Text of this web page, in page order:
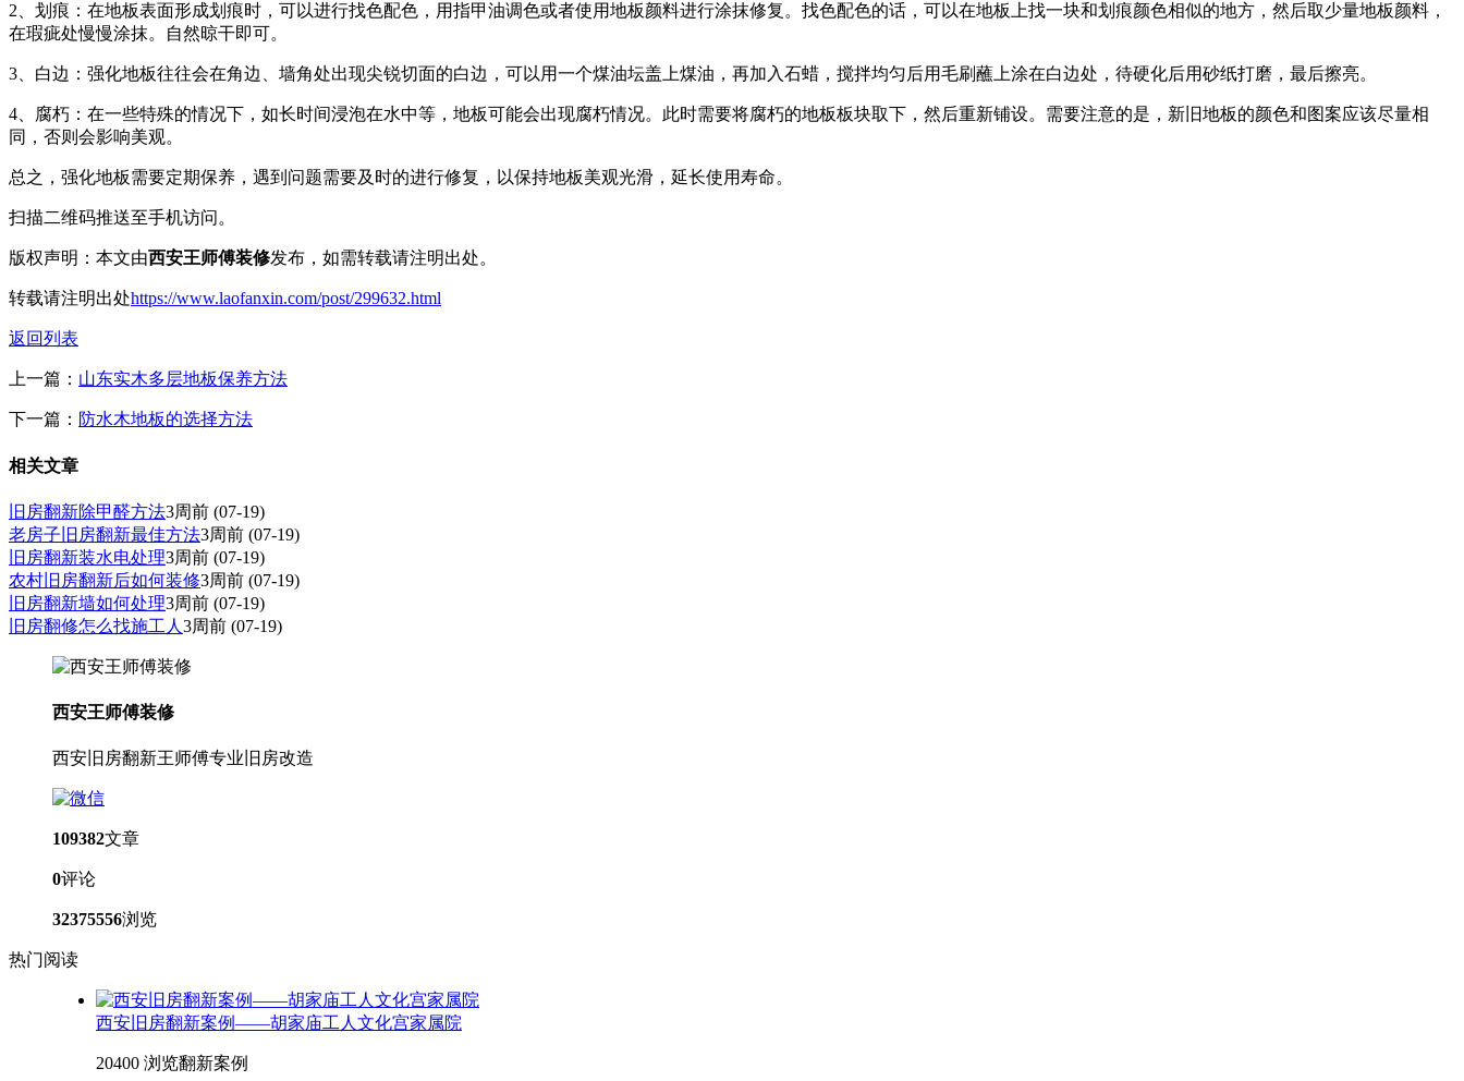
2、划痕：在地板表面形成划痕时，可以进行找色配色，用指甲油调色或者使用地板颜料进行涂抹修复。找色配色的话，可以在地板上找一块和划痕颜色相似的地方，然后取少量地板颜料，
在瑕疵处慢慢涂抹。自然晾干即可。
3、白边：强化地板往往会在角边、墙角处出现尖锐切面的白边，可以用一个煤油坛盖上煤油，再加入石蜡，搅拌均匀后用毛刷蘸上涂在白边处，待硬化后用砂纸打磨，最后擦亮。
4、腐朽：在一些特殊的情况下，如长时间浸泡在水中等，地板可能会出现腐朽情况。此时需要将腐朽的地板板块取下，然后重新铺设。需要注意的是，新旧地板的颜色和图案应该尽量相
同，否则会影响美观。
总之，强化地板需要定期保养，遇到问题需要及时的进行修复，以保持地板美观光滑，延长使用寿命。
扫描二维码推送至手机访问。
版权声明：本文由西安王师傅装修发布，如需转载请注明出处。
转载请注明出处https://www.laofanxin.com/post/299632.html
返回列表
上一篇： 山东实木多层地板保养方法
下一篇： 防水木地板的选择方法
相关文章
旧房翻新除甲醛方法3周前 (07-19)
老房子旧房翻新最佳方法3周前 (07-19)
旧房翻新装水电处理3周前 (07-19)
农村旧房翻新后如何装修3周前 (07-19)
旧房翻新墙如何处理3周前 (07-19)
旧房翻修怎么找施工人 3周前 (07-19)
西安王师傅装修
西安旧房翻新王师傅专业旧房改造
109382文章
0评论
32375556浏览
热门阅读
西安旧房翻新案例——胡家庙工人文化宫家属院
20400 浏览翻新案例